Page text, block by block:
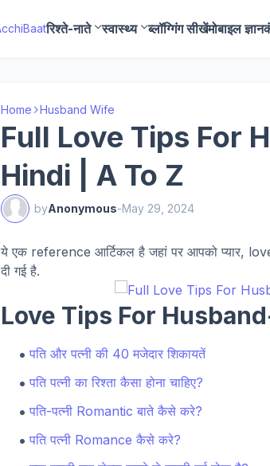
रिश्ते-नाते स्वास्थ्य ब्लॉग्गिंग सीखेंमोबाइल ज्ञान
Home Husband Wife
Full Love Tips For
Hindi | A To Z
byAnonymous-May 29, 2024
ये एक reference आर्टिकल है जहां पर आपको प्यार,
दी गई है.
Love Tips For
पति और पत्नी की 40 मजेदार शिकायतें
पति पत्नी का रिश्ता कैसा होना चाहिए?
पति-पत्नी Romantic बाते कैसे करे?
पति पत्नी Romance कैसे करे?